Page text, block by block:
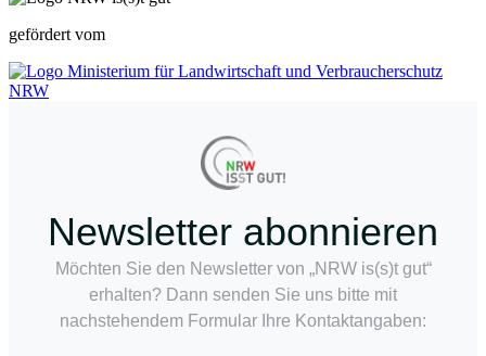
gefördert vom
Newsletter abonnieren
Möchten Sie den Newsletter von „NRW is(s)t gut“
erhalten? Dann senden Sie uns bitte mit
nachstehendem Formular Ihre Kontaktangaben: